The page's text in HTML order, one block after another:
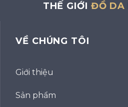
THẾ GIỚI ĐỒ DA
VỀ CHÚNG TÔI
Giới thiệu
Sản phẩm